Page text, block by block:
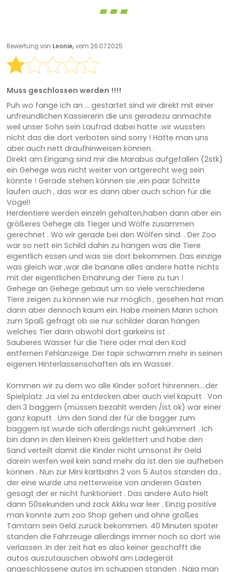
Bewertung von Leonie,vom 26.07.2025
Muss geschlossen werden !!!!
Puh wo fange ich an ... gestartet sind wir direkt mit einer
unfreundlichen Kassiererin die uns geradezu anmachte
weil unser Sohn sein Laufrad dabei hatte .wir wussten
nicht das die dort verboten sind sorry ! Hätte man uns
aber auch nett draufhinweisen können .
Direkt am Eingang sind mir die Marabus aufgefallen (2stk)
ein Gehege was nicht weiter von artgerecht weg sein
könnte ! Gerade stehen können sie ,ein paar Schritte
laufen auch , das war es dann aber auch schon für die
Vögel!
Herdentiere werden einzeln gehalten,haben dann aber ein
größeres Gehege als Tieger und Wölfe zusammen
gerechnet . Wo wir gerade bei den Wölfen sind. . Der Zoo
war so nett ein Schild dahin zu hängen was die Tiere
eigentlich essen und was sie dort bekommen. Das einzige
was gleich war ,war die banane alles andere hatte nichts
mit der eigentlichen Ernährung der Tiere zu tun !
Gehege an Gehege gebaut um so viele verschiedene
Tiere zeigen zu können wie nur möglich , gesehen hat man
dann aber dennoch kaum ein. Habe meinen Mann schon
zum Spaß gefragt ob sie nur schilder daran hängen
welches Tier darin obwohl dort garkeins ist .
Sauberes Wasser für die Tiere oder mal den Kod
entfernen Fehlanzeige. Der tapir schwamm mehr in seinen
eigenen Hinterlassenschaften als im Wasser.
Kommen wir zu dem wo alle Kinder sofort hinrennen....der
Spielplatz. Ja viel zu entdecken aber auch viel kaputt . Von
den 3 baggern (müssen bezahlt werden /ist ok) war einer
ganz kaputt . Um den Sand der für die bagger zum
baggern ist wurde sich allerdings nicht gekümmert . Ich
bin dann in den kleinen Kreis geklettert und habe den
Sand verteilt damit die Kinder nicht umsonst ihr Geld
darein werfen weil kein sand mehr da ist den sie aufheben
können . Nun zur Mini kartbahn 2 von 5 Autos standen da ,
der eine wurde uns netterweise von anderen Gästen
gesagt der er nicht funktioniert . Das andere Auto hielt
dann 50sekunden und zack Akku war leer . Einzig positive
man konnte zum zoo Shop gehen und ohne großes
Tamtam sein Geld zurück bekommen. 40 Minuten später
standen die Fahrzeuge allerdings immer noch so dort wie
verlassen .In der zeit hat es also keiner geschafft die
autos auszutauschen obwohl am Ladegerät
angeschlossene autos im schuppen standen . Naja man